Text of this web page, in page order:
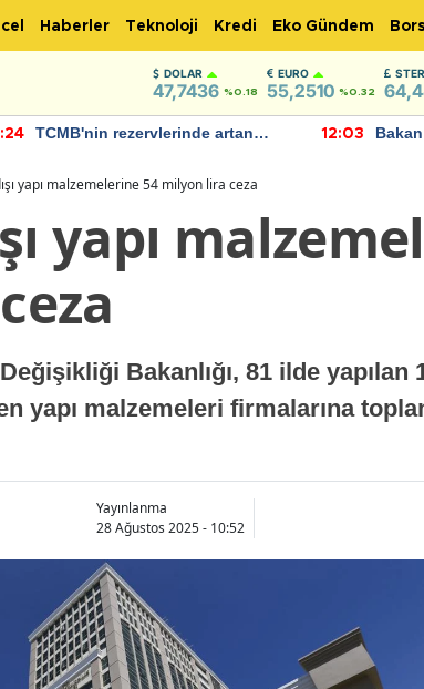
Haberler Teknoloji Kredi Eko Gündem
DOLAR
47,7436 %0.18
EURO
55,2510 %0.32
TCMB'nin rezervlerinde artan
12:03
yapı malzemelerine 54 milyon lira ceza
yapı
Bakanlığı, 81 ilde
yapı malzemeleri firmalarına
Yayınlanma
28 Ağustos 2025 - 10:52